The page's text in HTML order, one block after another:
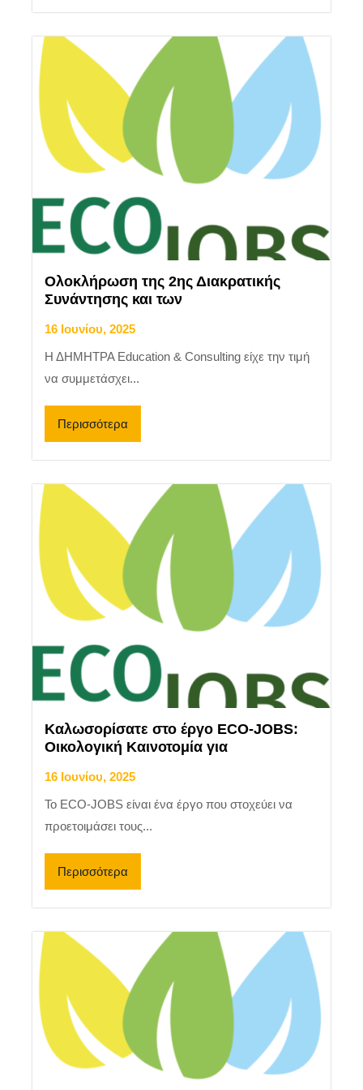
Ολοκλήρωση της 2ης Διακρατικής
Συνάντησης και των
16 Ιουνίου, 2025
Η ΔΗΜΗΤΡΑ Education & Consulting είχε την τιμή
να συμμετάσχει...
Περισσότερα
Καλωσορίσατε στο έργο ECO-JOBS:
Οικολογική Καινοτομία για
16 Ιουνίου, 2025
Το ECO-JOBS είναι ένα έργο που στοχεύει να
προετοιμάσει τους...
Περισσότερα